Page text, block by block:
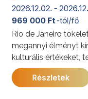
2026.12.02. -
Rio de Janeiro
megannyi élményt
kulturális értékeket,
kincseket, világhírű
szambát és a
969 000 Ft-tól/fő
Részletek